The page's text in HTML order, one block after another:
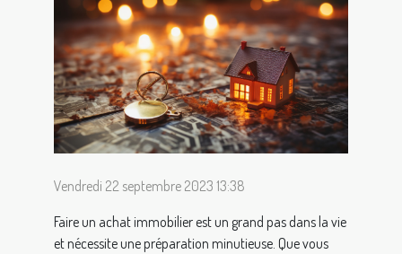
Vendredi 22 septembre 2023 13:38
Faire un achat immobilier est un grand pas dans la vie
et nécessite une préparation minutieuse. Que vous